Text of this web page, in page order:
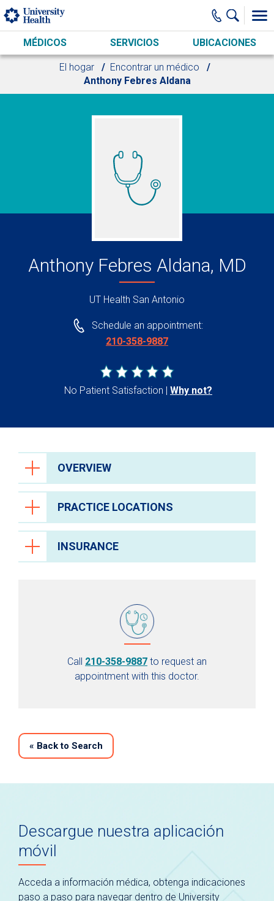
Skip to main content
MÉDICOS SERVICIOS UBICACIONES
El hogar
Encontrar un médico
Anthony Febres Aldana
Anthony Febres Aldana, MD
UT Health San Antonio
Schedule an appointment:
210-358-9887
No Patient Satisfaction Why not?
OVERVIEW
PRACTICE LOCATIONS
INSURANCE
Call 210-358-9887 to request an
appointment with this doctor.
« Back to Search
Descargue nuestra aplicación
móvil
Acceda a información médica, obtenga indicaciones
paso a paso para navegar dentro de University